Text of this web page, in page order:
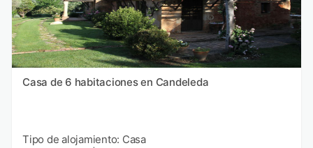
Casa de 6 habitaciones en Candeleda
Tipo de alojamiento: Casa